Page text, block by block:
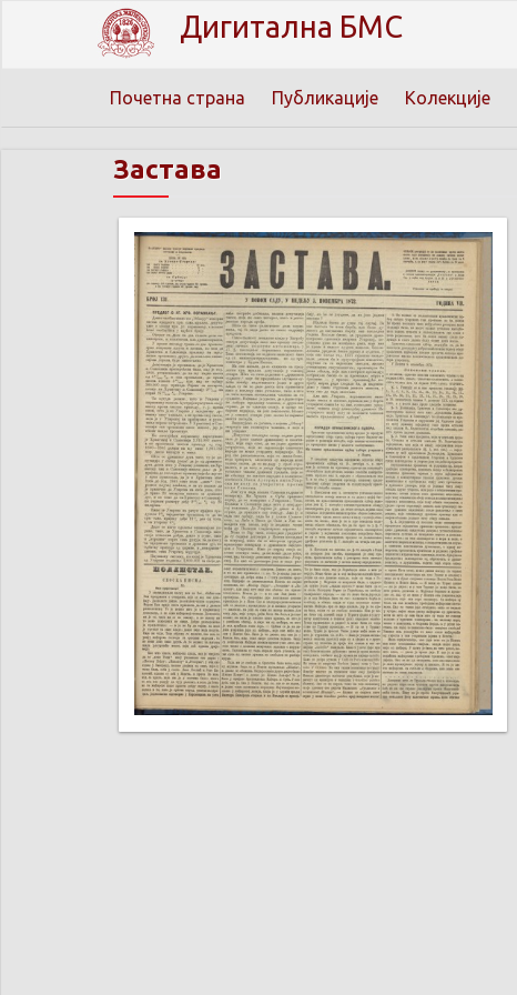
Дигитална БМС
Почетна страна Публикације Колекције
Застава